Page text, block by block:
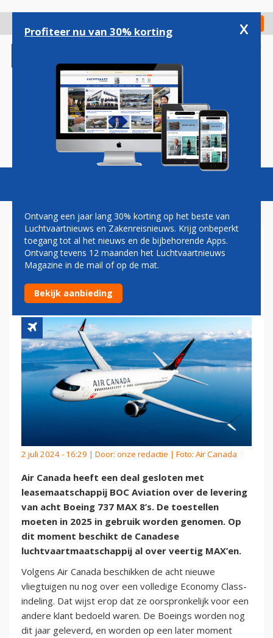
gaan
Check in
Magazine Podcasts Vacatures
AIR CANADA VOEGT ACHT
BOEING 737 MAX 8'S AAN DE
VLOOT TOE
2 juli 2024 - 16:29 | Door: onze redactie | Foto: Air Canada
Air Canada heeft een deal gesloten met
leasemaatschappij BOC Aviation over de levering
van acht Boeing 737 MAX 8’s. De toestellen
moeten in 2025 in gebruik worden genomen. Op
dit moment beschikt de Canadese
luchtvaartmaatschappij al over veertig MAX’en.
Volgens Air Canada beschikken de acht nieuwe
vliegtuigen nu nog over een volledige Economy Class-
indeling. Dat wijst erop dat ze oorspronkelijk voor een
andere klant bedoeld waren. De Boeings worden nog
dit jaar geleverd, en worden op een later moment
Profiteer nu van 30% korting x
Ontvang een jaar lang 30% korting op het beste van
Luchtvaartnieuws en Zakenreisnieuws. Krijg onbeperkt
toegang tot al het nieuws en de bijbehorende Apps.
Ontvang tevens 12 maanden het Luchtvaartnieuws
Magazine in de mail of op de mat.
Bekijk aanbieding